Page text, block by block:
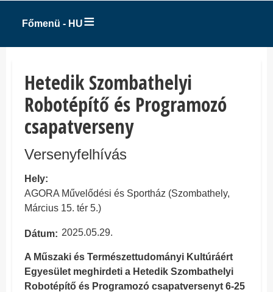
Főmenü - HU
Hetedik Szombathelyi
Robotépítő és Programozó
csapatverseny
Versenyfelhívás
Hely
AGORA Művelődési és Sportház (Szombathely,
Március 15. tér 5.)
Dátum 2025.05.29.
A Műszaki és Természettudományi Kultúráért
Egyesület meghirdeti a Hetedik Szombathelyi
Robotépítő és Programozó csapatversenyt 6-25